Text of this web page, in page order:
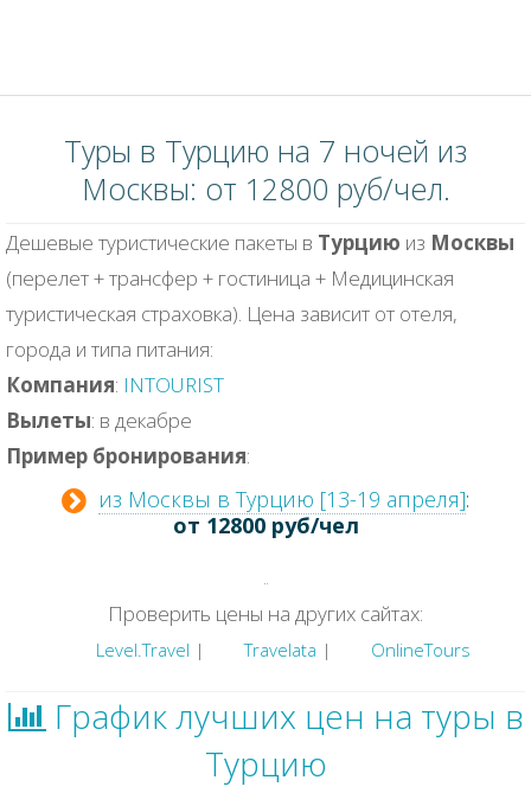
Туры в Турцию на 7 ночей из
Москвы: от 12800 руб/чел.
Дешевые туристические пакеты в Турцию из Москвы
(перелет + трансфер + гостиница + Медицинская
туристическая страховка). Цена зависит от отеля,
города и типа питания:
Компания: INTOURIST
Вылеты: в декабре
Пример бронирования:
из Москвы в Турцию [13-19 апреля]:
от 12800 руб/чел
Проверить цены на других сайтах:
Level.Travel | Travelata | OnlineTours
График лучших цен на туры в
Турцию